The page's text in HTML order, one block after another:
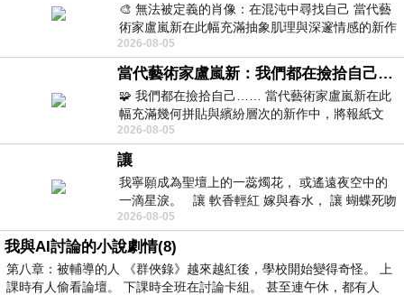
🎨 無法被定義的肖像：在混沌中尋找自己 當代藝
術家盧嵐新在此幅充滿抽象肌理與深邃情感的新作
中，以灰白為基底，交織著塗抹、刮擦與
2026-08-05
當代藝術家盧嵐新：我們都在撿拾自己，將散落的情緒與碎片，拼回生命完整的輪廓
🧩 我們都在撿拾自己…… 當代藝術家盧嵐新在此
幅充滿幾何拼貼與繽紛層次的新作中，將報紙文
字、彩色剪紙與明亮顏料層層
2026-08-05
讓
我寧願成為聖壇上的一蕊燭花， 或遙遠夜空中的
一滴星淚。 讓 軟香輕紅 嫁與春水， 讓 蝴蝶死吻
夏日最後一瓣玫瑰， 讓
2026-08-05
我與AI討論的小說劇情(8)
第八章：被輔導的人 《群俠錄》越來越紅後，學校開始變得奇怪。 上
課時有人偷看論壇。 下課時全班在討論卡組。 甚至連午休，都有人